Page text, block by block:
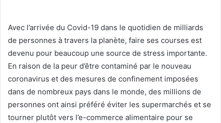
Avec l’arrivée du Covid-19 dans le quotidien de milliards
de personnes à travers la planète, faire ses courses est
devenu pour beaucoup une source de stress importante.
En raison de la peur d’être contaminé par le nouveau
coronavirus et des mesures de confinement imposées
dans de nombreux pays dans le monde, des millions de
personnes ont ainsi préféré éviter les supermarchés et se
tourner plutôt vers l’e-commerce alimentaire pour se